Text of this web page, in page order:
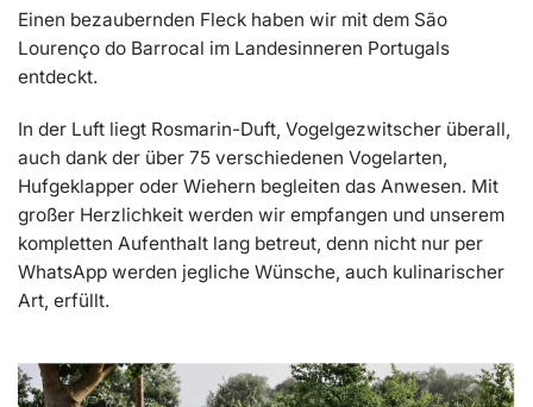
Einen bezaubernden Fleck haben wir mit dem São
Lourenço do Barrocal im Landesinneren Portugals
entdeckt.
In der Luft liegt Rosmarin-Duft, Vogelgezwitscher überall,
auch dank der über 75 verschiedenen Vogelarten,
Hufgeklapper oder Wiehern begleiten das Anwesen. Mit
großer Herzlichkeit werden wir empfangen und unserem
kompletten Aufenthalt lang betreut, denn nicht nur per
WhatsApp werden jegliche Wünsche, auch kulinarischer
Art, erfüllt.